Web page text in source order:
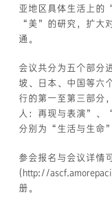
亚地区具体生活上
“美”的研究，扩大
通。
会议共分为五个部分
坡、日本、中国等六
行的第一至第三部
人：再现与表演”、
分别为“生活与生命
参会报名与会议详情
(http://
册。